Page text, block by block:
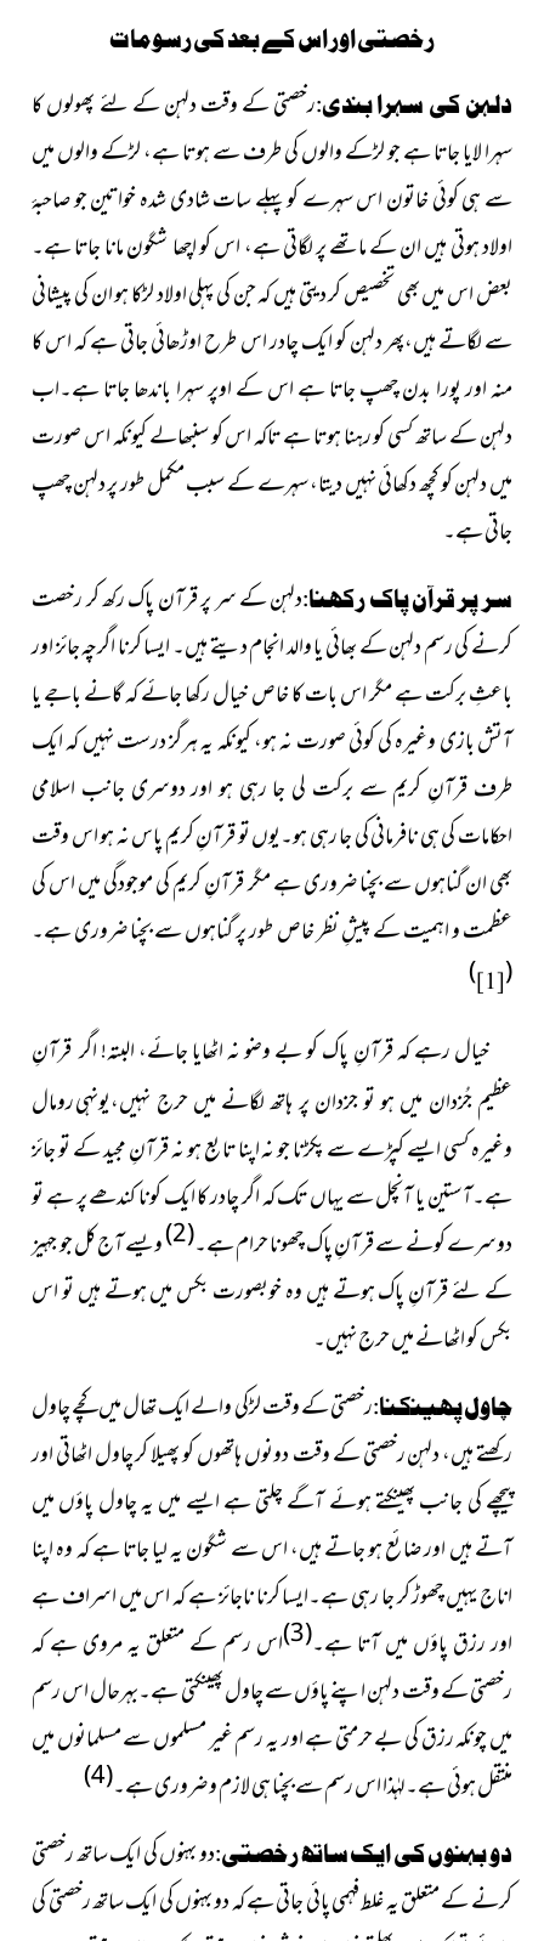
رخصتی اور اس کے بعد کی رسومات
دلہن کی سہرا بندی:رخصتی کے وقت دلہن کے لئے پھولوں کا
سہرا لایا جاتا ہے جو لڑکے والوں کی طرف سے ہوتا ہے، لڑکے والوں میں
سے ہی کوئی خاتون اس سہرے کو پہلے سات شادی شدہ خواتین جو صاحبۂ
اولاد ہوتی ہیں ان کے ماتھے پر لگاتی ہے، اس کو اچھا شگون مانا جاتا ہے۔
بعض اس میں بھی تخصیص کر دیتی ہیں کہ جن کی پہلی اولاد لڑکا ہو ان کی پیشانی
سے لگاتے ہیں،پھر دلہن کو ایک چادر اس طرح اوڑھائی جاتی ہے کہ اس کا
منہ اور پورا بدن چھپ جاتا ہے اس کے اوپر سہرا باندھا جاتا ہے۔اب
دلہن کے ساتھ کسی کو رہنا ہوتا ہے تاکہ اس کو سنبھالے کیونکہ اس صورت
میں دلہن کو کچھ دکھائی نہیں دیتا، سہرے کے سبب مکمل طور پر دلہن چھپ
جاتی ہے۔
سر پر قرآن پاک رکھنا:دلہن کے سر پر قرآن پاک رکھ کر رخصت
کرنے کی رسم دلہن کے بھائی یا والد انجام دیتے ہیں۔ ایسا کرنا اگرچہ جائز اور
باعثِ برکت ہے مگر اس بات کا خاص خیال رکھا جائے کہ گانے باجے یا
آتش بازی وغیرہ کی کوئی صورت نہ ہو، کیونکہ یہ ہرگز درست نہیں کہ ایک
طرف قرآنِ کریم سے برکت لی جا رہی ہو اور دوسری جانب اسلامی
احکامات کی ہی نافرمانی کی جا رہی ہو۔یوں تو قرآنِ کریم پاس نہ ہو اس وقت
بھی ان گناہوں سے بچنا ضروری ہے مگر قرآنِ کریم کی موجودگی میں اس کی
عظمت و اہمیت کے پیشِ نظر خاص طور پر گناہوں سے بچنا ضروری ہے۔
(
[1]
)
خیال رہے کہ قرآنِ پاک کو بے وضو نہ اٹھایا جائے، البتہ!اگر قرآنِ
عظیم جُزدان میں ہو تو جزدان پر ہاتھ لگانے میں حرج نہیں،یونہی رومال
وغیرہ کسی ایسے کپڑے سے پکڑنا جو نہ اپنا تابع ہو نہ قرآنِ مجید کے تو جائز
ہے۔آستین یا آنچل سے یہاں تک کہ اگر چادر کا ایک کونا کندھے پر ہے تو
دوسرے کونے سے قرآنِ پاک چھونا حرام ہے۔(2) ویسے آج کل جو جہیز
کے لئے قرآنِ پاک ہوتے ہیں وہ خوبصورت بکس میں ہوتے ہیں تو اس
بکس کو اٹھانے میں حرج نہیں۔
چاول پھینکنا:رخصتی کے وقت لڑکی والے ایک تھال میں کچے چاول
رکھتے ہیں، دلہن رخصتی کے وقت دونوں ہاتھوں کو پھیلا کر چاول اٹھاتی اور
پیچھے کی جانب پھینکتے ہوئے آگے چلتی ہے ایسے میں یہ چاول پاؤں میں
آتے ہیں اور ضائع ہو جاتے ہیں، اس سے شگون یہ لیا جاتا ہے کہ وہ اپنا
اناج یہیں چھوڑ کر جا رہی ہے۔ایسا کرنا ناجائز ہے کہ اس میں اسراف ہے
اور رزق پاؤں میں آتا ہے۔(3) اس رسم کے متعلق یہ مروی ہے کہ
رخصتی کے وقت دلہن اپنے پاؤں سے چاول پھینکتی ہے۔بہرحال اس رسم
میں چونکہ رزق کی بے حرمتی ہے اور یہ رسم غیر مسلموں سے مسلمانوں میں
منتقل ہوئی ہے۔لہٰذا اس رسم سے بچنا ہی لازم و ضروری ہے۔(4)
دو بہنوں کی ایک ساتھ رخصتی:دو بہنوں کی ایک ساتھ رخصتی
کرنے کے متعلق یہ غلط فہمی پائی جاتی ہے کہ دو بہنوں کی ایک ساتھ رخصتی کی